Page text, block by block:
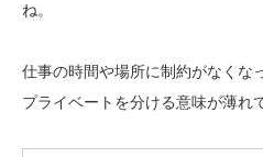
ね。
仕事の時間や場所に制約がなくな
プライベートを分ける意味が薄れ